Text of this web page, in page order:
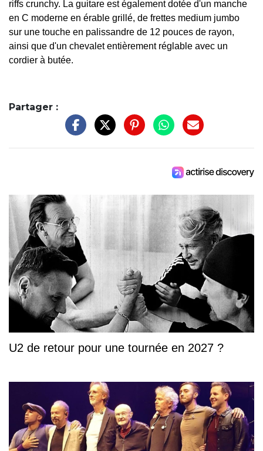
riffs crunchy. La guitare est également dotée d'un manche
en C moderne en érable grillé, de frettes medium jumbo
sur une touche en palissandre de 12 pouces de rayon,
ainsi que d'un chevalet entièrement réglable avec un
cordier à butée.
Partager :
U2 de retour pour une tournée en 2027 ?